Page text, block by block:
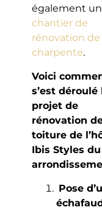
également un
chantier de
rénovation de
charpente.
Voici
s’est déroulé
projet de
rénovation
toiture de
Ibis Styles du
Pose